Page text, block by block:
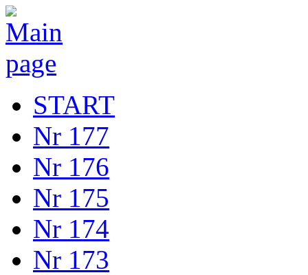
START
Nr 177
Nr 176
Nr 175
Nr 174
Nr 173